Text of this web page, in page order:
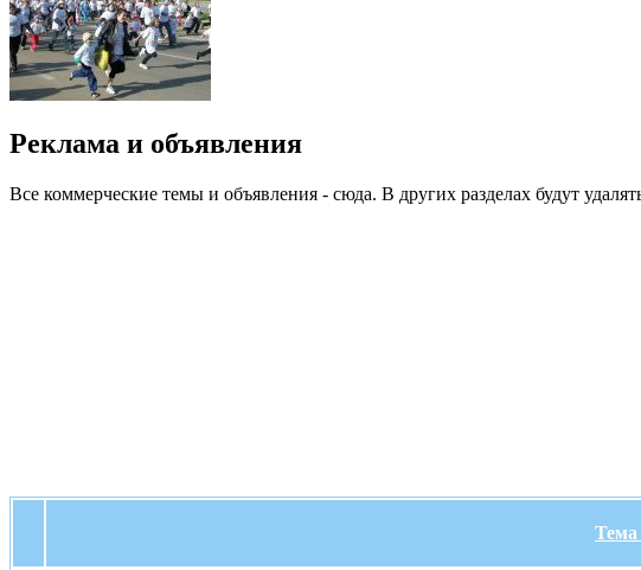
Реклама и объявления
Все коммерческие темы и объявления - сюда. В других разделах будут